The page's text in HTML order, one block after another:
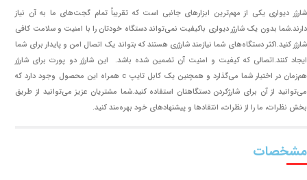
شارژر دیواری یکی از مهم‌ترین ابزارهای جانبی است که تقریباً تمام گجت‌های ما به آن نیاز
دارند.شما بدون یک شارژر دیواری باکیفیت نمی‌تواند دستگاه خودتان را با امنیت و سلامت کافی
شارژر کنید.اکثر دستگاه‌های شما نیازمند شارژری هستند که بتواند یک اتصال امن و پایدار برای شما
ایجاد کنند.اتصالی که کیفیت و امنیت آن تضمین شده باشد. این شارژر دو پورت برای شارژر
هم‌زمان در اختیار شما می‌گذارد و همچنین یک کابل تایپ c همراه این محصول وجود دارد که
می‌توانید از آن برای شارژکردن دستگاهتان استفاده کنید.شما مشتریان عزیز می‌توانید از طریق
بخش نظرات، ما را از نظرات، انتقادها و پیشنهادهای خود بهره‌مند کنید.
مشخصات